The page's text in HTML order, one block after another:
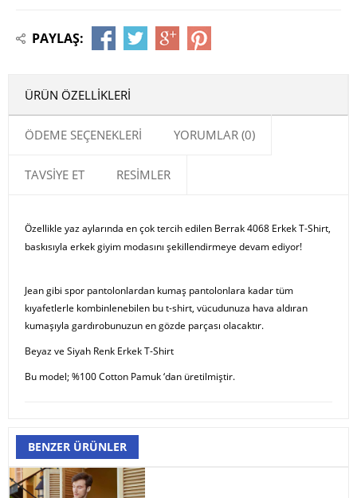
PAYLAŞ:
ÜRÜN ÖZELLIKLERI
ÖDEME SEÇENEKLERI YORUMLAR (0)
TAVSIYE ET RESIMLER
Özellikle yaz aylarında en çok tercih edilen Berrak 4068 Erkek T-Shirt,
baskısıyla erkek giyim modasını şekillendirmeye devam ediyor!
Jean gibi spor pantolonlardan kumaş pantolonlara kadar tüm
kıyafetlerle kombinlenebilen bu t-shirt, vücudunuza hava aldıran
kumaşıyla gardırobunuzun en gözde parçası olacaktır.
Beyaz ve Siyah Renk Erkek T-Shirt
Bu model; %100 Cotton Pamuk ‘dan üretilmiştir.
BENZER ÜRÜNLER